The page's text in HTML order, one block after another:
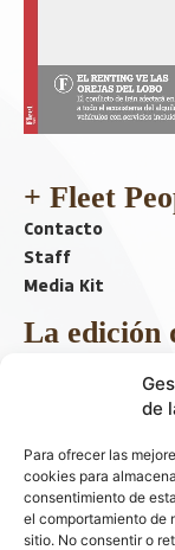
de
Para ofrecer las
cookies para
consentimiento de
el comportamiento de
sitio. No consentir o
+ Fleet
Contacto
Staff
Media Kit
La edición
Descargar
ir a hemeroteca
+